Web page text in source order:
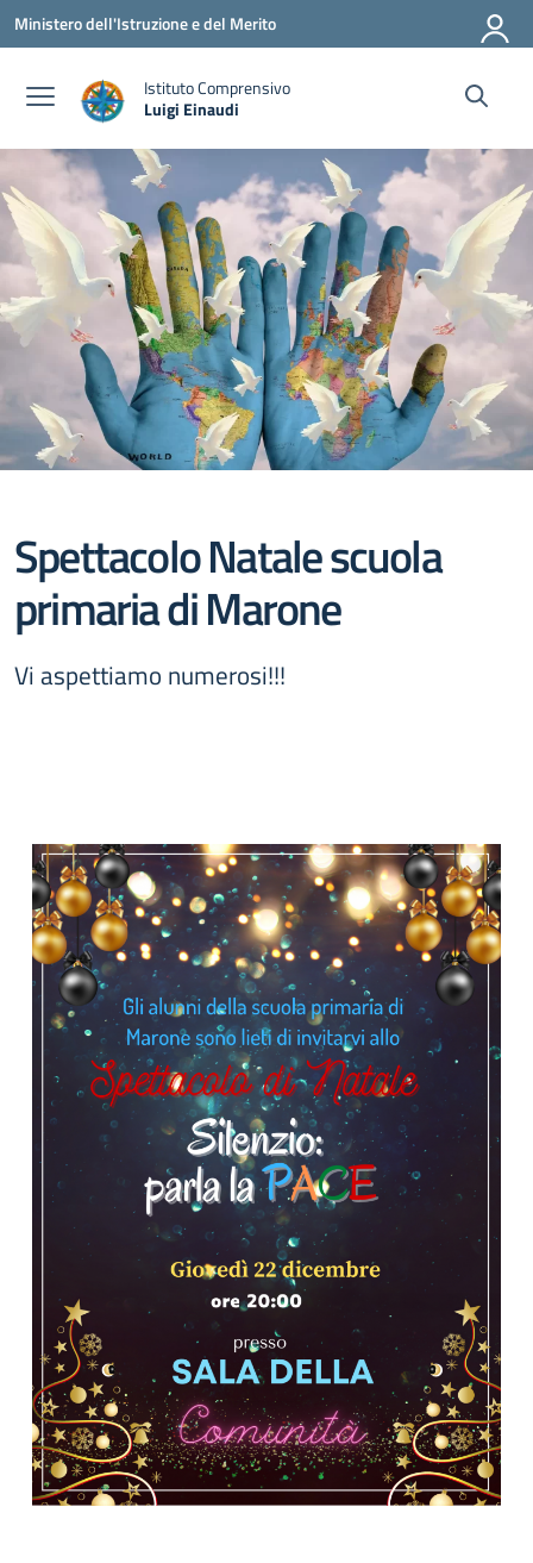
Vai ai contenuti
Vai al menu di navigazione
Vai al footer
Ministero dell'Istruzione e del Merito
Istituto Comprensivo
Luigi Einaudi
— Visita la pagina iniziale della scuola
Spettacolo Natale scuola
primaria di Marone
Vi aspettiamo numerosi!!!